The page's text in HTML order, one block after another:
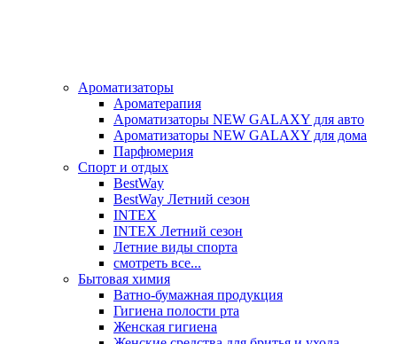
Ароматизаторы
Ароматерапия
Ароматизаторы NEW GALAXY для авто
Ароматизаторы NEW GALAXY для дома
Парфюмерия
Спорт и отдых
BestWay
BestWay Летний сезон
INTEX
INTEX Летний сезон
Летние виды спорта
смотреть все...
Бытовая химия
Ватно-бумажная продукция
Гигиена полости рта
Женская гигиена